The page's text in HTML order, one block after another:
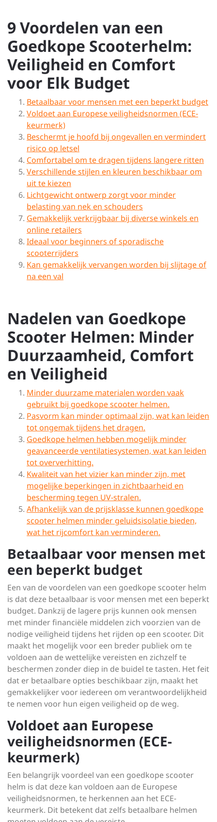
9 Voordelen van een
Goedkope Scooterhelm:
Veiligheid en Comfort
voor Elk Budget
Betaalbaar voor mensen met een beperkt budget
Voldoet aan Europese veiligheidsnormen (ECE-
keurmerk)
Beschermt je hoofd bij ongevallen en vermindert
risico op letsel
Comfortabel om te dragen tijdens langere ritten
Verschillende stijlen en kleuren beschikbaar om
uit te kiezen
Lichtgewicht ontwerp zorgt voor minder
belasting van nek en schouders
Gemakkelijk verkrijgbaar bij diverse winkels en
online retailers
Ideaal voor beginners of sporadische
scooterrijders
Kan gemakkelijk vervangen worden bij slijtage of
na een val
Nadelen van Goedkope
Scooter Helmen: Minder
Duurzaamheid, Comfort
en Veiligheid
Minder duurzame materialen worden vaak
gebruikt bij goedkope scooter helmen.
Pasvorm kan minder optimaal zijn, wat kan leiden
tot ongemak tijdens het dragen.
Goedkope helmen hebben mogelijk minder
geavanceerde ventilatiesystemen, wat kan leiden
tot oververhitting.
Kwaliteit van het vizier kan minder zijn, met
mogelijke beperkingen in zichtbaarheid en
bescherming tegen UV-stralen.
Afhankelijk van de prijsklasse kunnen goedkope
scooter helmen minder geluidsisolatie bieden,
wat het rijcomfort kan verminderen.
Betaalbaar voor mensen met
een beperkt budget
Een van de voordelen van een goedkope scooter helm
is dat deze betaalbaar is voor mensen met een beperkt
budget. Dankzij de lagere prijs kunnen ook mensen
met minder financiële middelen zich voorzien van de
nodige veiligheid tijdens het rijden op een scooter. Dit
maakt het mogelijk voor een breder publiek om te
voldoen aan de wettelijke vereisten en zichzelf te
beschermen zonder diep in de buidel te tasten. Het feit
dat er betaalbare opties beschikbaar zijn, maakt het
gemakkelijker voor iedereen om verantwoordelijkheid
te nemen voor hun eigen veiligheid op de weg.
Voldoet aan Europese
veiligheidsnormen (ECE-
keurmerk)
Een belangrijk voordeel van een goedkope scooter
helm is dat deze kan voldoen aan de Europese
veiligheidsnormen, te herkennen aan het ECE-
keurmerk. Dit betekent dat zelfs betaalbare helmen